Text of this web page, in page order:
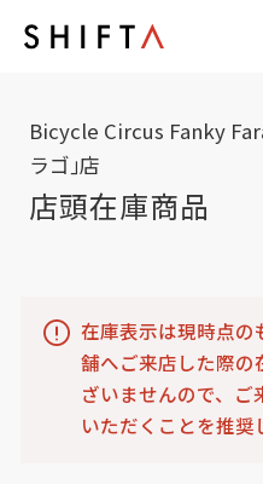
Bicycle Circus Fanky
ラゴ｣店
店頭在庫商品
在庫表示は現時点の
舗へご来店した際の
ざいませんので、ご
いただくことを推奨